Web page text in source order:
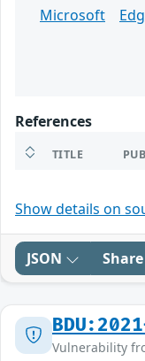
Microsoft
References
TITLE
Show details on
JSON Share
Vulnerability